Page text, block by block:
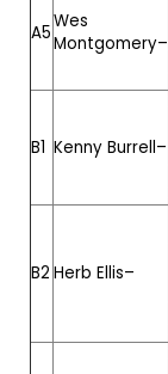
A5
Wes
Montgomery–
B1 Kenny Burrell–
B2 Herb Ellis–